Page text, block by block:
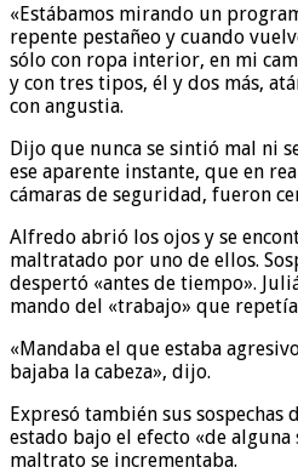
«Estábamos mirando un
repente pestañeo y cuando
sólo con ropa interior, en mi
y con tres tipos, él y dos más,
con angustia.
Dijo que nunca se sintió mal ni
ese aparente instante, que en
cámaras de seguridad, fueron
Alfredo abrió los ojos y se
maltratado por uno de ellos.
despertó «antes de tiempo».
mando del «trabajo» que
«Mandaba el que estaba
bajaba la cabeza», dijo.
Expresó también sus sospechas
estado bajo el efecto «de alguna
maltrato se incrementaba.